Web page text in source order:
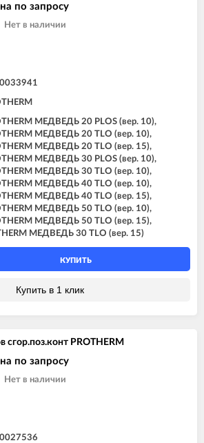
по запросу
Нет в наличии
МЕДВЕДЬ 20 PLOS (вер. 10),
МЕДВЕДЬ 20 TLO (вер. 10),
МЕДВЕДЬ 20 TLO (вер. 15),
МЕДВЕДЬ 30 PLOS (вер. 10),
МЕДВЕДЬ 30 TLO (вер. 10),
МЕДВЕДЬ 40 TLO (вер. 10),
МЕДВЕДЬ 40 TLO (вер. 15),
МЕДВЕДЬ 50 TLO (вер. 10),
МЕДВЕДЬ 50 TLO (вер. 15),
МЕДВЕДЬ 30 TLO (вер. 15)
КУПИТЬ
Купить в 1 клик
сгор.поз.конт PROTHERM
по запросу
Нет в наличии